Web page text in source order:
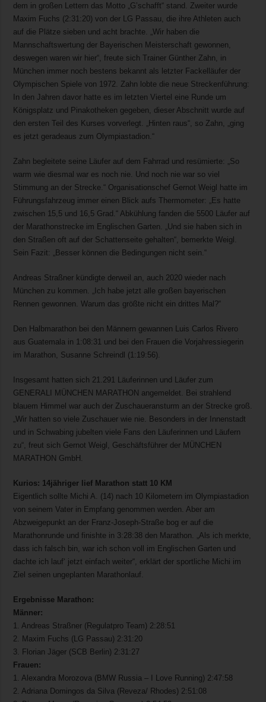
dem in großen Lettern das Motto „G’schafft“ stand. Zweiter wurde
Maxim Fuchs (2:31:20) von der LG Passau, die ihre Athleten auch
auf die Plätze sieben und acht brachte. „Wir haben die
Mannschaftswertung der Bayerischen Meisterschaft gewonnen,
deswegen waren wir hier“, freute sich Trainer Günther Zahn, in
München immer noch bestens bekannt als letzter Fackelläufer der
Olympischen Spiele von 1972. Zahn lobte die neue Streckenführung:
In den Jahren davor hatte es im letzten Viertel eine Runde um
Königsplatz und Pinakotheken gegeben, dieser Abschnitt wurde auf
den ersten Teil des Kurses vorverlegt. „Hinten raus“, so Zahn, „ging
es jetzt geradeaus zum Olympiastadion.“
Zahn begleitete seine Läufer auf dem Fahrrad und resümierte: „So
warm wie diesmal war es noch nie. Und noch nie war so viel
Stimmung an der Strecke.“ Organisationschef Gernot Weigl hatte im
Führungsfahrzeug immer einen Blick aufs Thermometer: „Es hatte
zwischen 15,5 und 16,5 Grad.“ Abkühlung fanden die 5500 Läufer auf
der Marathonstrecke im Englischen Garten. „Und sie haben sich in
den Straßen oft auf der Schattenseite gehalten“, bemerkte Weigl.
Sein Fazit: „Besser können die Bedingungen nicht sein.“
Andreas Straßner kündigte derweil an, auch 2020 wieder nach
München zu kommen. „Ich habe jetzt alle großen bayerischen
Rennen gewonnen. Warum das größte nicht ein drittes Mal?“
Den Halbmarathon bei den Männern gewannen Luis Carlos Rivero
aus Guatemala in 1:08:31 und bei den Frauen die Vorjahressiegerin
im Marathon, Susanne Schreindl (1:19:56).
Insgesamt hatten sich 21.291 Läuferinnen und Läufer zum
GENERALI MÜNCHEN MARATHON angemeldet. Bei strahlend
blauem Himmel war auch der Zuschaueransturm an der Strecke groß.
„Wir hatten so viele Zuschauer wie nie. Besonders in der Innenstadt
und in Schwabing jubelten viele Fans den Läuferinnen und Läufern
zu“, freut sich Gernot Weigl, Geschäftsführer der MÜNCHEN
MARATHON GmbH.
Kurios: 14jähriger lief Marathon statt 10 KM
Eigentlich sollte Michi A. (14) nach 10 Kilometern im Olympiastadion
von seinem Vater in Empfang genommen werden. Aber am
Abzweigepunkt an der Franz-Joseph-Straße bog er auf die
Marathonrunde und finishte in 3:28:38 den Marathon. „Als ich merkte,
dass ich falsch bin, war ich schon voll im Englischen Garten und
dachte ich lauf‘ jetzt einfach weiter“, erklärt der sportliche Michi im
Ziel seinen ungeplanten Marathonlauf.
Ergebnisse Marathon:
Männer:
1. Andreas Straßner (Regulatpro Team) 2:28:51
2. Maxim Fuchs (LG Passau) 2:31:20
3. Florian Jäger (SCB Berlin) 2:31:27
Frauen:
1. Alexandra Morozova (BMW Russia – I Love Running) 2:47:58
2. Adriana Domingos da Silva (Reveza/ Rhodes) 2:51:08